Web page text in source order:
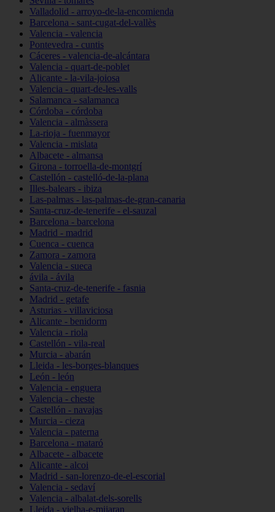
Valladolid - arroyo-de-la-encomienda
Barcelona - sant-cugat-del-vallès
Valencia - valencia
Pontevedra - cuntis
Cáceres - valencia-de-alcántara
Valencia - quart-de-poblet
Alicante - la-vila-joiosa
Valencia - quart-de-les-valls
Salamanca - salamanca
Córdoba - córdoba
Valencia - almàssera
La-rioja - fuenmayor
Valencia - mislata
Albacete - almansa
Girona - torroella-de-montgrí
Castellón - castelló-de-la-plana
Illes-balears - ibiza
Las-palmas - las-palmas-de-gran-canaria
Santa-cruz-de-tenerife - el-sauzal
Barcelona - barcelona
Madrid - madrid
Cuenca - cuenca
Zamora - zamora
Valencia - sueca
ávila - ávila
Santa-cruz-de-tenerife - fasnia
Madrid - getafe
Asturias - villaviciosa
Alicante - benidorm
Valencia - riola
Castellón - vila-real
Murcia - abarán
Lleida - les-borges-blanques
León - león
Valencia - enguera
Valencia - cheste
Castellón - navajas
Murcia - cieza
Valencia - paterna
Barcelona - mataró
Albacete - albacete
Alicante - alcoi
Madrid - san-lorenzo-de-el-escorial
Valencia - sedaví
Valencia - albalat-dels-sorells
Lleida - vielha-e-mijaran